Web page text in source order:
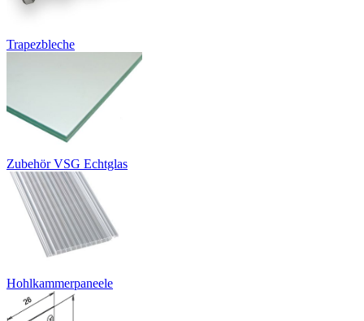
Trapezbleche
Zubehör VSG Echtglas
Hohlkammerpaneele